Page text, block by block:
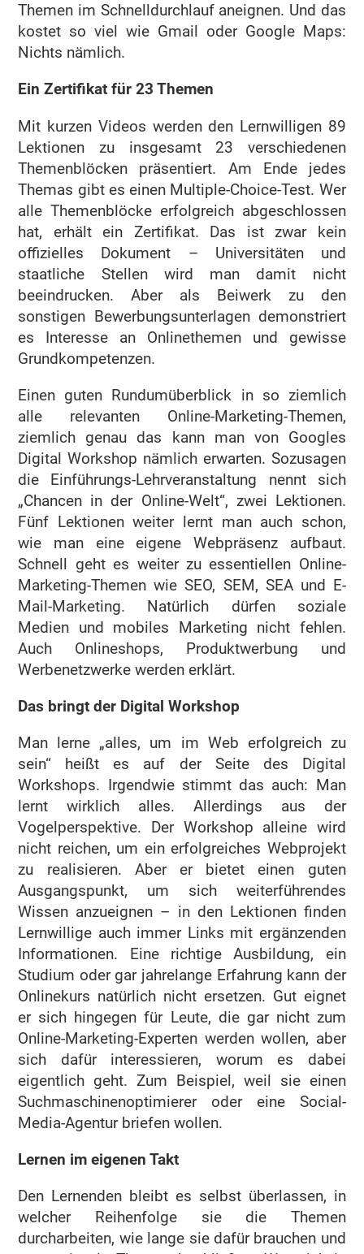
Themen im Schnelldurchlauf aneignen. Und das
kostet so viel wie Gmail oder Google Maps:
Nichts nämlich.
Ein Zertifikat für 23 Themen
Mit kurzen Videos werden den Lernwilligen 89
Lektionen zu insgesamt 23 verschiedenen
Themenblöcken präsentiert. Am Ende jedes
Themas gibt es einen Multiple-Choice-Test. Wer
alle Themenblöcke erfolgreich abgeschlossen
hat, erhält ein Zertifikat. Das ist zwar kein
offizielles Dokument – Universitäten und
staatliche Stellen wird man damit nicht
beeindrucken. Aber als Beiwerk zu den
sonstigen Bewerbungsunterlagen demonstriert
es Interesse an Onlinethemen und gewisse
Grundkompetenzen.
Einen guten Rundumüberblick in so ziemlich
alle relevanten Online-Marketing-Themen,
ziemlich genau das kann man von Googles
Digital Workshop nämlich erwarten. Sozusagen
die Einführungs-Lehrveranstaltung nennt sich
„Chancen in der Online-Welt“, zwei Lektionen.
Fünf Lektionen weiter lernt man auch schon,
wie man eine eigene Webpräsenz aufbaut.
Schnell geht es weiter zu essentiellen Online-
Marketing-Themen wie SEO, SEM, SEA und E-
Mail-Marketing. Natürlich dürfen soziale
Medien und mobiles Marketing nicht fehlen.
Auch Onlineshops, Produktwerbung und
Werbenetzwerke werden erklärt.
Das bringt der Digital Workshop
Man lerne „alles, um im Web erfolgreich zu
sein“ heißt es auf der Seite des Digital
Workshops. Irgendwie stimmt das auch: Man
lernt wirklich alles. Allerdings aus der
Vogelperspektive. Der Workshop alleine wird
nicht reichen, um ein erfolgreiches Webprojekt
zu realisieren. Aber er bietet einen guten
Ausgangspunkt, um sich weiterführendes
Wissen anzueignen – in den Lektionen finden
Lernwillige auch immer Links mit ergänzenden
Informationen. Eine richtige Ausbildung, ein
Studium oder gar jahrelange Erfahrung kann der
Onlinekurs natürlich nicht ersetzen. Gut eignet
er sich hingegen für Leute, die gar nicht zum
Online-Marketing-Experten werden wollen, aber
sich dafür interessieren, worum es dabei
eigentlich geht. Zum Beispiel, weil sie einen
Suchmaschinenoptimierer oder eine Social-
Media-Agentur briefen wollen.
Lernen im eigenen Takt
Den Lernenden bleibt es selbst überlassen, in
welcher Reihenfolge sie die Themen
durcharbeiten, wie lange sie dafür brauchen und